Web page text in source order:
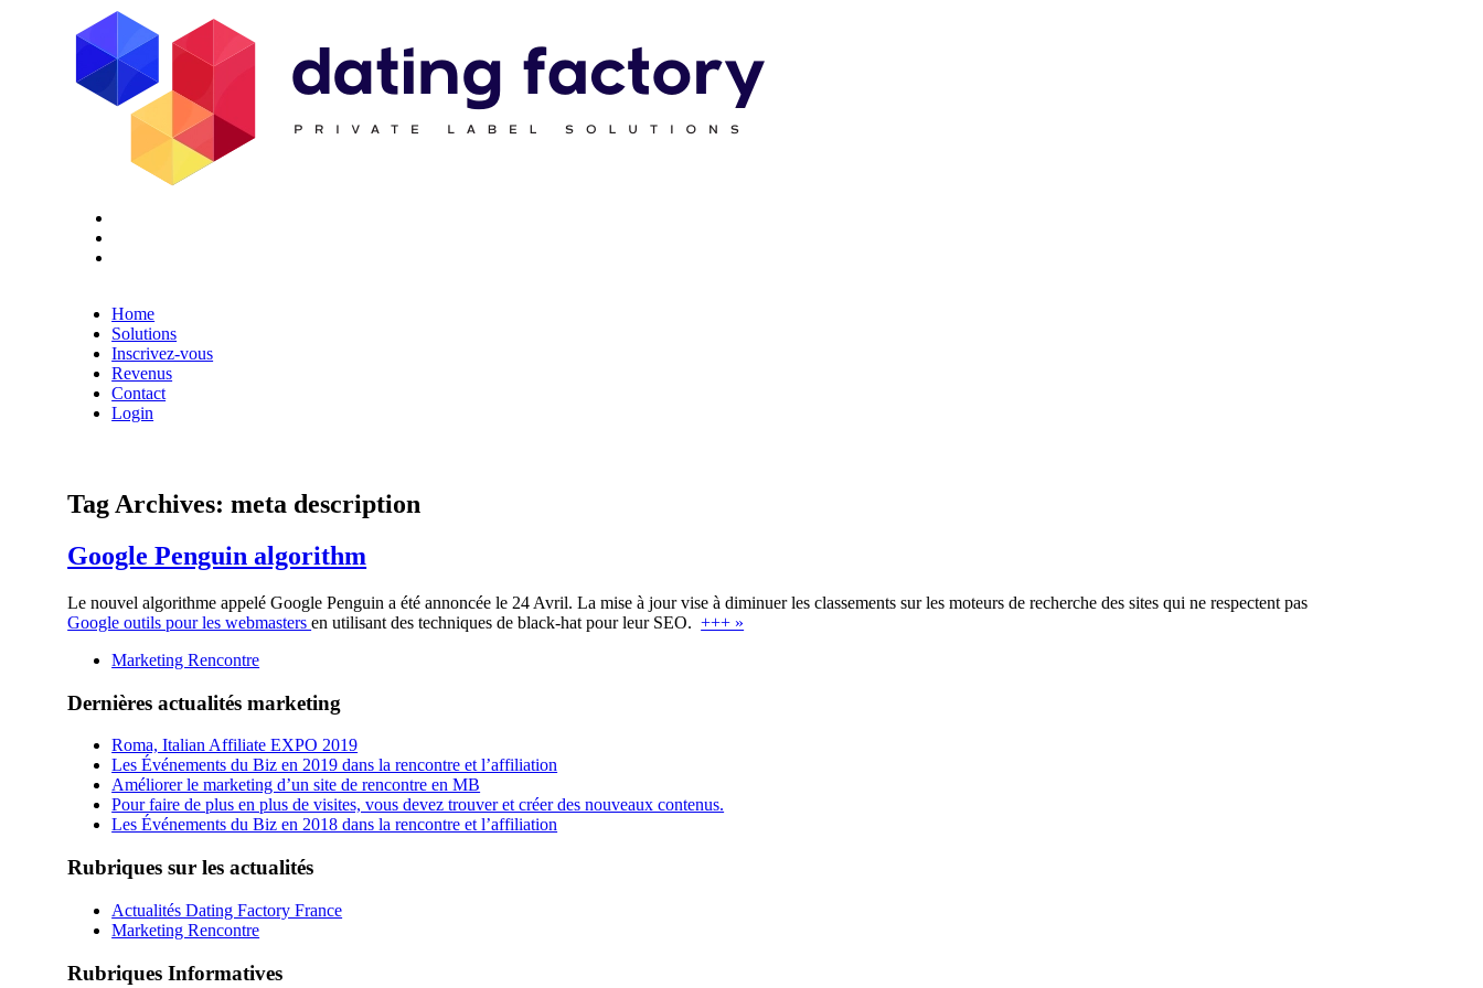
Home
Solutions
Inscrivez-vous
Revenus
Contact
Login
Tag Archives:meta description
Google Penguin algorithm
Le nouvel algorithme appelé Google Penguin a été annoncée le 24 Avril. La mise à jour vise à diminuer les classements sur les moteurs de recherche des sites qui ne respectent pas
Google outils pour les webmastersen utilisant des techniques de black-hat pour leur SEO.+++ »
Marketing Rencontre
Dernières actualités marketing
Roma, Italian Affiliate EXPO 2019
Les Événements du Biz en 2019 dans la rencontre et l’affiliation
Améliorer le marketing d’un site de rencontre en MB
Pour faire de plus en plus de visites, vous devez trouver et créer des nouveaux contenus.
Les Événements du Biz en 2018 dans la rencontre et l’affiliation
Rubriques sur les actualités
Actualités Dating Factory France
Marketing Rencontre
Rubriques Informatives